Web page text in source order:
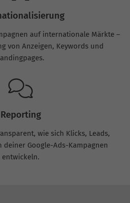
auf internationale Märkte –
von Anzeigen, Keywords und
Reporting
wie sich Klicks, Leads,
deiner Google-Ads-Kampagnen
entwickeln.